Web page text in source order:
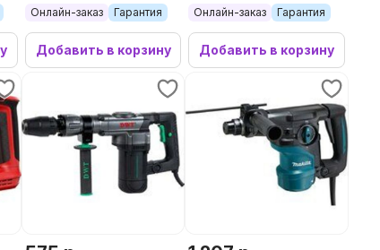
Онлайн-заказ Гарантия
Добавить в корзину
Онлайн-заказ Гарантия
Добавить в корзину